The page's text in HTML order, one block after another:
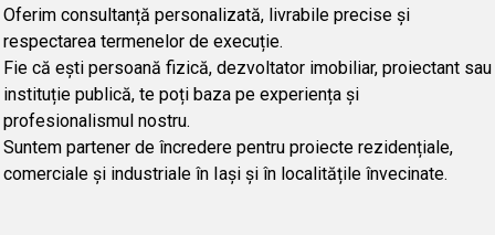
Oferim consultanță personalizată, livrabile precise și
respectarea termenelor de execuție.
Fie că ești persoană fizică, dezvoltator imobiliar, proiectant sau
instituție publică, te poți baza pe experiența și
profesionalismul nostru.
Suntem partener de încredere pentru proiecte rezidențiale,
comerciale și industriale în Iași și în localitățile învecinate.